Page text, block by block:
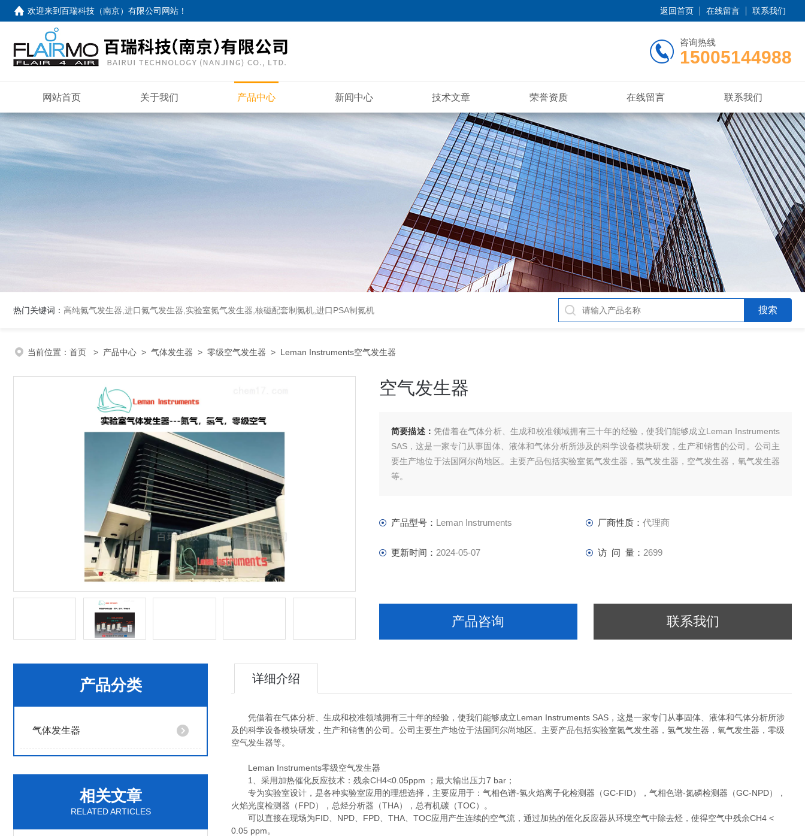
欢迎来到百瑞科技（南京）有限公司网站 ！ 返回首页 在线留言 联系我们
咨询热线
15005144988
网站首页 关于我们 产品中心 新闻中心 技术文章 荣誉资质 在线留言 联系我们
热门关键词： 高纯氮气发生器,进口氮气发生器,实验室氮气发生器,核磁配套制氮机,进口PSA制氮机
当前位置： 首页 > 产品中心 > 气体发生器 > 零级空气发生器 > Leman Instruments空气发生器
空气发生器
简要描述：凭借着在气体分析、生成和校准领域拥有三十年的经验，使我们能够成立Leman Instruments
SAS，这是一家专门从事固体、液体和气体分析所涉及的科学设备模块研发，生产和销售的公司。公司主
要生产地位于法国阿尔尚地区。主要产品包括实验室氮气发生器，氢气发生器，空气发生器，氧气发生器
等。
产品型号： Leman Instruments 厂商性质： 代理商
更新时间： 2024-05-07 访 问 量： 2699
产品咨询 联系我们
产品分类
气体发生器
相关文章
RELATED ARTICLES
详细介绍
凭借着在气体分析、生成和校准领域拥有三十年的经验，使我们能够成立Leman Instruments SAS，这是一家专门从事固体、液体和气体分析所涉
及的科学设备模块研发，生产和销售的公司。公司主要生产地位于法国阿尔尚地区。主要产品包括实验室氮气发生器，氢气发生器，氧气发生器，零级
空气发生器等。
Leman Instruments零级空气发生器
1、采用加热催化反应技术：残余CH4<0.05ppm ；最大输出压力7 bar；
专为实验室设计，是各种实验室应用的理想选择，主要应用于：气相色谱-氢火焰离子化检测器（GC-FID），气相色谱-氮磷检测器（GC-NPD），
火焰光度检测器（FPD），总烃分析器（THA），总有机碳（TOC）。
可以直接在现场为FID、NPD、FPD、THA、TOC应用产生连续的空气流，通过加热的催化反应器从环境空气中除去烃，使得空气中残余CH4 <
0.05 ppm。